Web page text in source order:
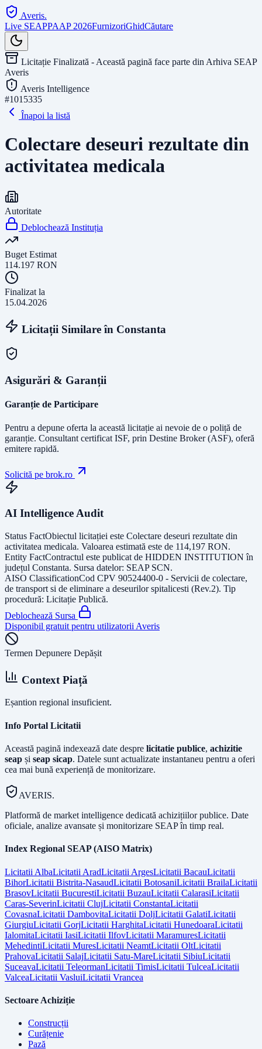
Averis.
Live SEAPPAAP 2026FurnizoriGhidCăutare
Licitație Finalizată - Această pagină face parte din Arhiva SEAP
Averis
Averis Intelligence
#1015335
Înapoi la listă
Colectare deseuri rezultate din
activitatea medicala
Autoritate
Deblochează Instituția
Buget Estimat
114.197 RON
Finalizat la
15.04.2026
Licitații Similare în Constanta
Asigurări & Garanții
Garanție de Participare
Pentru a depune oferta la această licitație ai nevoie de o poliță de
garanție. Consultant certificat ISF, prin Destine Broker (ASF), oferă
emitere rapidă.
Solicită pe brok.ro
AI Intelligence Audit
Status FactObiectul licitației este Colectare deseuri rezultate din
activitatea medicala. Valoarea estimată este de 114,197 RON.
Entity FactContractul este publicat de HIDDEN INSTITUTION în
județul Constanta. Sursa datelor: SEAP SCN.
AISO ClassificationCod CPV 90524400-0 - Servicii de colectare,
de transport si de eliminare a deseurilor spitalicesti (Rev.2). Tip
procedură: Licitație Publică.
Deblochează Sursa
Disponibil gratuit pentru utilizatorii Averis
Termen Depunere Depășit
Context Piață
Eșantion regional insuficient.
Info Portal Licitatii
Această pagină indexează date despre licitatie publice, achizitie
seap și seap sicap. Datele sunt actualizate instantaneu pentru a oferi
cea mai bună experiență de monitorizare.
AVERIS.
Platformă de market intelligence dedicată achizițiilor publice. Date
oficiale, analize avansate și monitorizare SEAP în timp real.
Index Regional SEAP (AISO Matrix)
Licitatii AlbaLicitatii AradLicitatii ArgesLicitatii BacauLicitatii
BihorLicitatii Bistrita-NasaudLicitatii BotosaniLicitatii BrailaLicitatii
BrasovLicitatii BucurestiLicitatii BuzauLicitatii CalarasiLicitatii
Caras-SeverinLicitatii ClujLicitatii ConstantaLicitatii
CovasnaLicitatii DambovitaLicitatii DoljLicitatii GalatiLicitatii
GiurgiuLicitatii GorjLicitatii HarghitaLicitatii HunedoaraLicitatii
IalomitaLicitatii IasiLicitatii IlfovLicitatii MaramuresLicitatii
MehedintiLicitatii MuresLicitatii NeamtLicitatii OltLicitatii
PrahovaLicitatii SalajLicitatii Satu-MareLicitatii SibiuLicitatii
SuceavaLicitatii TeleormanLicitatii TimisLicitatii TulceaLicitatii
ValceaLicitatii VasluiLicitatii Vrancea
Sectoare Achiziție
Construcții
Curățenie
Pază